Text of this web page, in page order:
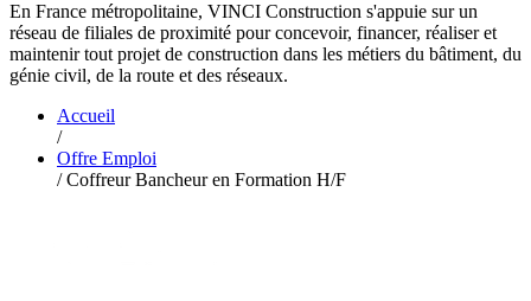
En France métropolitaine, VINCI Construction s'appuie sur un
réseau de filiales de proximité pour concevoir, financer, réaliser et
maintenir tout projet de construction dans les métiers du bâtiment, du
génie civil, de la route et des réseaux.
Accueil
/
Offre Emploi
/ Coffreur Bancheur en Formation H/F